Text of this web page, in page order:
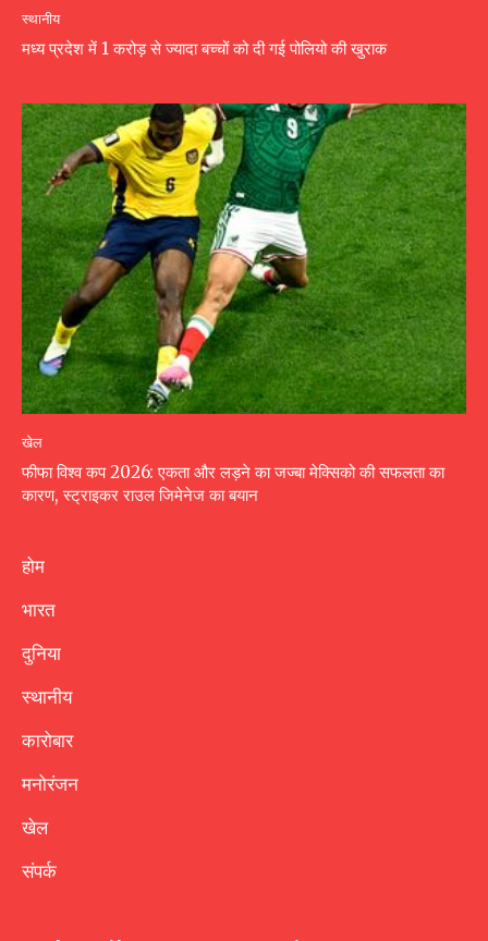
स्थानीय
मध्य प्रदेश में 1 करोड़ से ज्यादा बच्चों को दी गई पोलियो की खुराक
खेल
फीफा विश्व कप 2026: एकता और लड़ने का जज्बा मेक्सिको की सफलता का
कारण, स्ट्राइकर राउल जिमेनेज का बयान
होम
भारत
दुनिया
स्थानीय
कारोबार
मनोरंजन
खेल
संपर्क